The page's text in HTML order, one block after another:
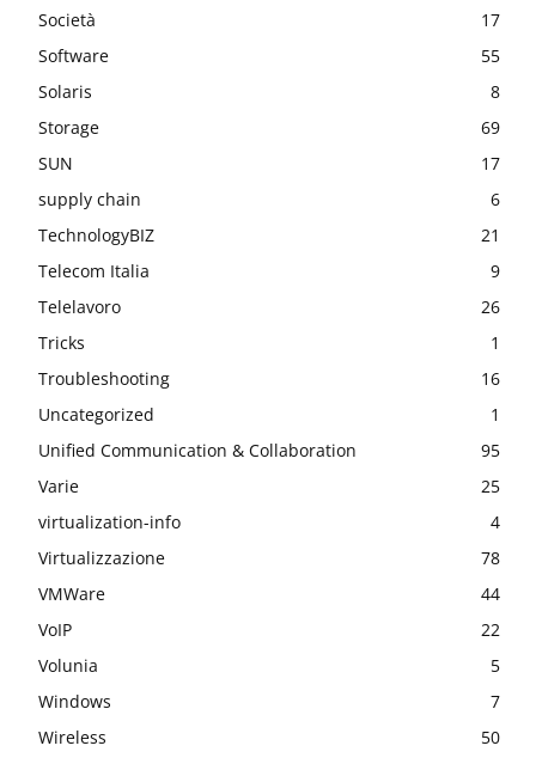
Società
17
Software
55
Solaris
8
Storage
69
SUN
17
supply chain
6
TechnologyBIZ
21
Telecom Italia
9
Telelavoro
26
Tricks
1
Troubleshooting
16
Uncategorized
1
Unified Communication & Collaboration
95
Varie
25
virtualization-info
4
Virtualizzazione
78
VMWare
44
VoIP
22
Volunia
5
Windows
7
Wireless
50